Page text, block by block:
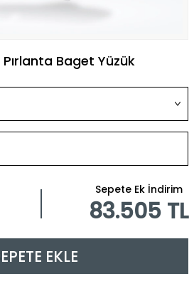
Baget Yüzük
Sepete Ek İndirim
83.505 TL
EKLE